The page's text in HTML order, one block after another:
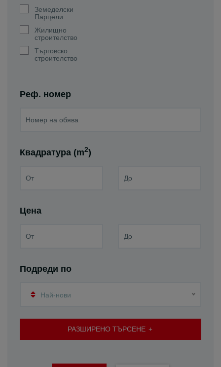
Земеделски
Парцели
Жилищно
строителство
Търговско
строителство
Реф. номер
Квадратура (m2)
Цена
Подреди по
Най-нови
РАЗШИРЕНО ТЪРСЕНЕ